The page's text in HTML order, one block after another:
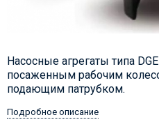
Насосные агрегаты типа
посаженным рабочим
подающим патрубком.
Подробное описание